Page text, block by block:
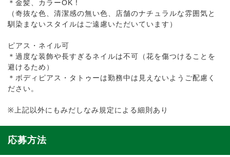
＊金髪、カラーOK！
（奇抜な色、清潔感の無い色、店舗のナチュラルな雰囲気と
馴染まないスタイルはご遠慮いただいています）
ピアス・ネイル可
＊過度な装飾や長すぎるネイルは不可（花を傷つけることを
避けるため）
＊ボディピアス・タトゥーは勤務中は見えないようご配慮く
ださい。
※上記以外にもみだしなみ規定による細則あり
応募方法